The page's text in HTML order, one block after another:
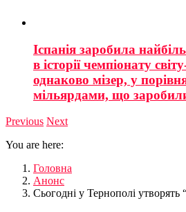
Іспанія заробила
в історії чемпіонату
однаково мізер, у
мільярдами, що
Previous Next
You are here:
Головна
Анонс
Сьогодні у Тернополі